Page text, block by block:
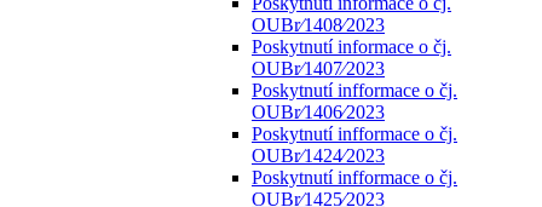
OUBr⁄1408⁄2023
Poskytnutí informace o čj.
OUBr⁄1407⁄2023
Poskytnutí infformace o čj.
OUBr⁄1406⁄2023
Poskytnutí infformace o čj.
OUBr⁄1424⁄2023
Poskytnutí infformace o čj.
OUBr⁄1425⁄2023